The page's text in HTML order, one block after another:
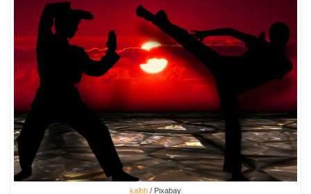
kalhh / Pixabay